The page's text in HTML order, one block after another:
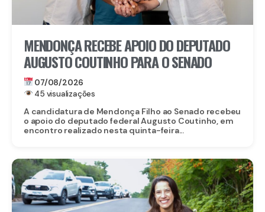
MENDONÇA RECEBE APOIO DO DEPUTADO
AUGUSTO COUTINHO PARA O SENADO
07/08/2026
45 visualizações
A candidatura de Mendonça Filho ao Senado recebeu
o apoio do deputado federal Augusto Coutinho, em
encontro realizado nesta quinta-feira...